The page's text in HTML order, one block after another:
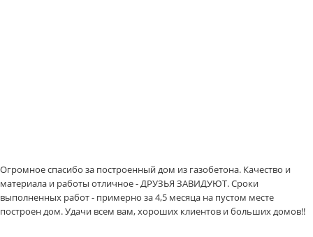
Огромное спасибо за построенный дом из газобетона. Качество и
материала и работы отличное - ДРУЗЬЯ ЗАВИДУЮТ. Сроки
выполненных работ - примерно за 4,5 месяца на пустом месте
построен дом. Удачи всем вам, хороших клиентов и больших домов!!